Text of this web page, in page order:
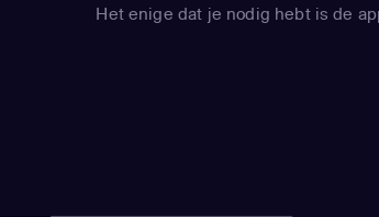
Het enige dat je nodig hebt is de